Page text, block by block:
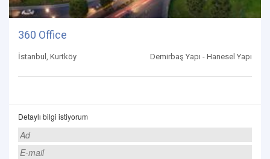
360 Office
İstanbul, Kurtköy Demirbaş Yapı - Hanesel Yapı
Detaylı bilgi istiyorum